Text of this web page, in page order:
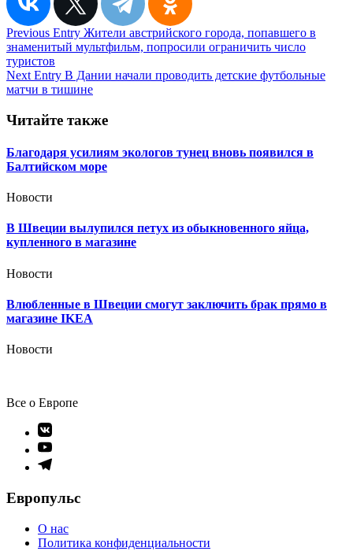
Навигация
по
записям
Previous Entry Жители австрийского города, попавшего в
знаменитый мультфильм, попросили ограничить число
туристов
Next Entry В Дании начали проводить детские футбольные
матчи в тишине
Читайте также
Благодаря усилиям экологов тунец вновь появился в
Балтийском море
Новости
В Швеции вылупился петух из обыкновенного яйца,
купленного в магазине
Новости
Влюбленные в Швеции смогут заключить брак прямо в
магазине IKEA
Новости
Все о Европе
Элемент
меню
Элемент
меню
Элемент
Европульс
О нас
Политика конфиденциальности